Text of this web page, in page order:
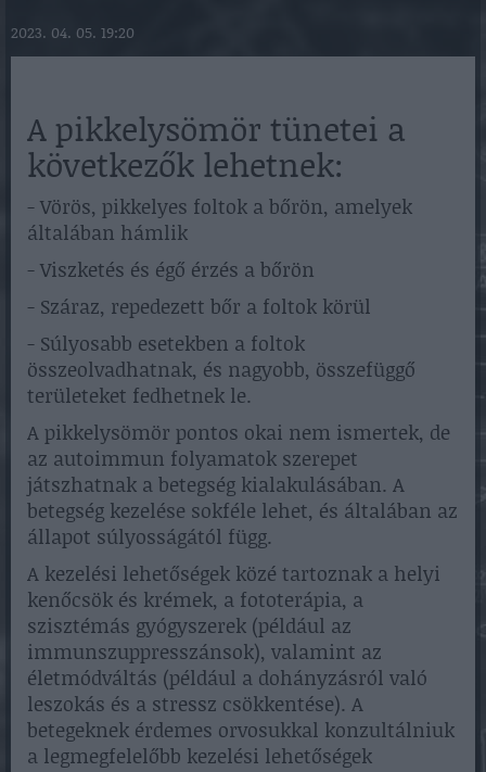
2023. 04. 05. 19:20
A pikkelysömör tünetei a
következők lehetnek:
- Vörös, pikkelyes foltok a bőrön, amelyek
általában hámlik
- Viszketés és égő érzés a bőrön
- Száraz, repedezett bőr a foltok körül
- Súlyosabb esetekben a foltok
összeolvadhatnak, és nagyobb, összefüggő
területeket fedhetnek le.
A pikkelysömör pontos okai nem ismertek, de
az autoimmun folyamatok szerepet
játszhatnak a betegség kialakulásában. A
betegség kezelése sokféle lehet, és általában az
állapot súlyosságától függ.
A kezelési lehetőségek közé tartoznak a helyi
kenőcsök és krémek, a fototerápia, a
szisztémás gyógyszerek (például az
immunszuppresszánsok), valamint az
életmódváltás (például a dohányzásról való
leszokás és a stressz csökkentése). A
betegeknek érdemes orvosukkal konzultálniuk
a legmegfelelőbb kezelési lehetőségek